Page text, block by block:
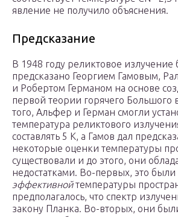
явление не получило объяснения.
Предсказание
В 1948 году реликтовое излучение
предсказано Георгием Гамовым,
и Робертом Германом на основе
первой теории горячего Большого
того, Альфер и Герман смогли
температура реликтового
составлять 5 К, а Гамов дал
некоторые оценки температуры
существовали и до этого, они
недостатками. Во-первых, это
эффективнойтемпературы
предполагалось, что спектр
закону Планка. Во-вторых, они